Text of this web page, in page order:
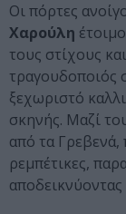
Οι πόρτες
Χαρούλη
τους στίχους
τραγουδοποιός
ξεχωριστό
σκηνής. Μαζί
από τα
ρεμπέτικες,